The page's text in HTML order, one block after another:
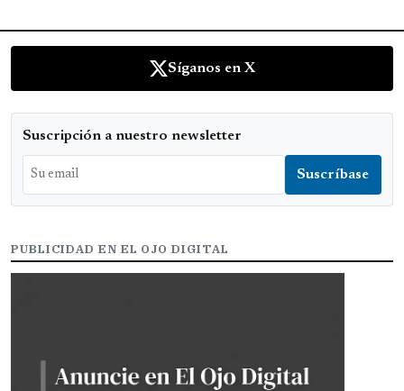
Síganos en X
Suscripción a nuestro newsletter
PUBLICIDAD EN EL OJO DIGITAL